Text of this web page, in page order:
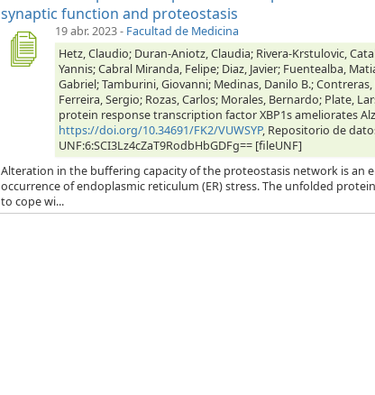
synaptic function and proteostasis
19 abr. 2023- Facultad de Medicina
Hetz, Claudio; Duran-Aniotz, Claudia; Rivera-Krstulovic,
Yannis; Cabral Miranda, Felipe; Diaz, Javier; Fuentealba,
Gabriel; Tamburini, Giovanni; Medinas, Danilo B.;
Ferreira, Sergio; Rozas, Carlos; Morales, Bernardo; Plate,
protein response transcription factor XBP1s ameliorates
https://doi.org/10.34691/FK2/VUWSYP, Repositorio de
UNF:6:SCI3Lz4cZaT9RodbHbGDFg== [fileUNF]
Alteration in the buffering capacity of the proteostasis network is an
occurrence of endoplasmic reticulum (ER) stress. The unfolded
to cope wi...